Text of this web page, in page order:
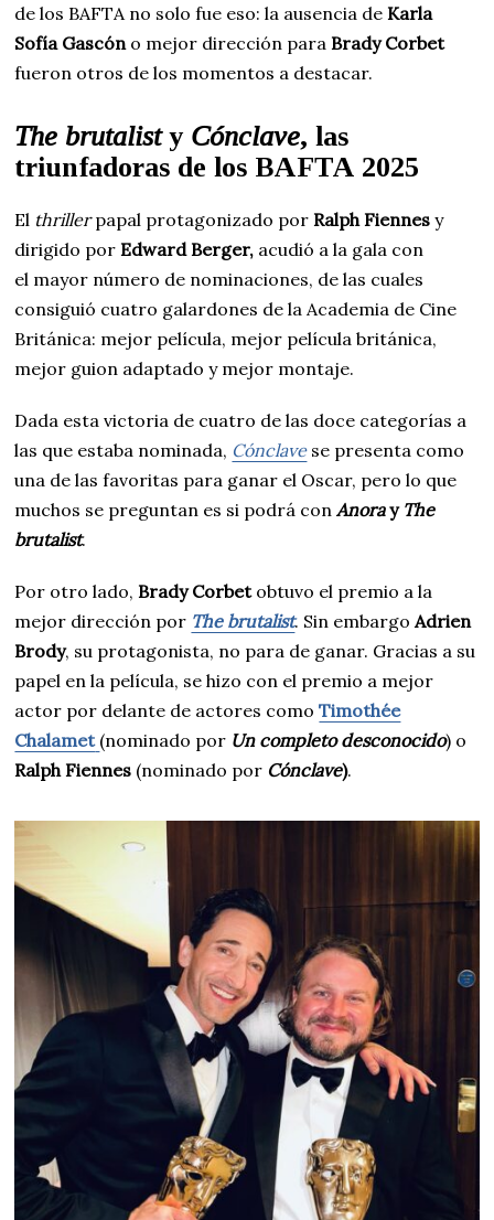
de los BAFTA no solo fue eso: la ausencia de Karla
Sofía Gascón o mejor dirección para Brady Corbet
fueron otros de los momentos a destacar.
The brutalisty Cónclave, las
triunfadoras de los BAFTA 2025
El thrillerpapal protagonizado por Ralph Fiennesy
dirigido por Edward Berger, acudió a la gala con
el mayor número de nominaciones, de las cuales
consiguió cuatro galardones de la Academia de Cine
Británica: mejor película, mejor película británica,
mejor guion adaptado y mejor montaje.
Dada esta victoria de cuatro de las doce categorías a
las que estaba nominada, Cónclave se presenta como
una de las favoritas para ganar el Oscar, pero lo que
muchos se preguntan es si podrá conAnoray The
brutalist.
Por otro lado, Brady Corbetobtuvo el premio a la
mejor dirección por The brutalist. Sin embargoAdrien
Brody, su protagonista, no para de ganar. Gracias a su
papel en la película, se hizo con el premio a mejor
actor por delante de actores comoTimothée
Chalamet (nominado por Un completo desconocido) o
Ralph Fiennes (nominado por Cónclave).